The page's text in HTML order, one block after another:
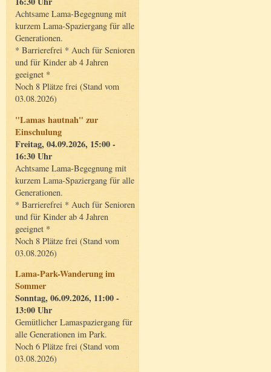
Achtsame Lama-Begegnung mit
kurzem Lama-Spaziergang für alle
Generationen.
* Barrierefrei * Auch für Senioren
und für Kinder ab 4 Jahren
geeignet *
Noch 8 Plätze frei (Stand vom
03.08.2026)
"Lamas hautnah" zur
Einschulung
Freitag, 04.09.2026, 15:00 -
16:30 Uhr
Achtsame Lama-Begegnung mit
kurzem Lama-Spaziergang für alle
Generationen.
* Barrierefrei * Auch für Senioren
und für Kinder ab 4 Jahren
geeignet *
Noch 8 Plätze frei (Stand vom
03.08.2026)
Lama-Park-Wanderung im
Sommer
Sonntag, 06.09.2026, 11:00 -
13:00 Uhr
Gemütlicher Lamaspaziergang für
alle Generationen im Park.
Noch 6 Plätze frei (Stand vom
03.08.2026)